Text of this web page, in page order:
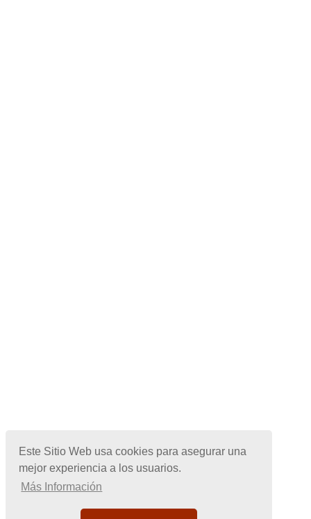
Este Sitio Web usa cookies para asegurar una
mejor experiencia a los usuarios.
Más Información